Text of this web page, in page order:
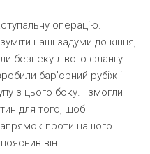
операцію.
наші задуми до кінця,
безпеку лівого флангу.
бар’єрний рубіж і
з цього боку. І змогли
для того, щоб
проти нашого
він.